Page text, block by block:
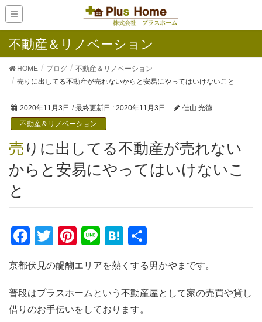
不動産＆リノベーション
HOME ブログ
不動産＆リノベーション
売りに出してる不動産が売れないからと安易にやってはいけないこと
2020年11月3日 / 最終更新日 : 2020年11月3日
佳山 光徳
不動産＆リノベーション
売りに出してる不動産が売れない
からと安易にやってはいけないこ
と
F
c
e
b
T
tt
er
Pi
er
e
st
Li
e
H
e
n
a
京都伏見の醍醐エリアを熱くする男かやまです。
普段はプラスホームという不動産屋として家の売買や貸し
借りのお手伝いをしております。